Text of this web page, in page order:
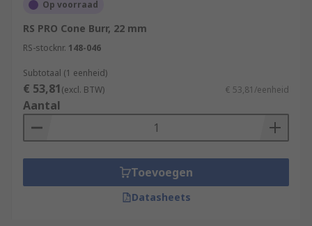
Op voorraad
RS PRO Cone Burr, 22 mm
RS-stocknr. 148-046
Subtotaal (1 eenheid)
€ 53,81(excl. BTW) € 53,81/eenheid
Aantal
Toevoegen
Datasheets